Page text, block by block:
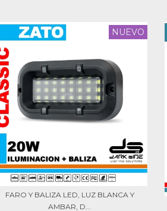
NUEVO
FARO Y BALIZA LED, LUZ BLANCA Y
AMBAR, D...